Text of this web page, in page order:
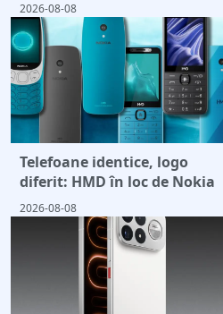
2026-08-08
Telefoane identice, logo
diferit: HMD în loc de Nokia
2026-08-08